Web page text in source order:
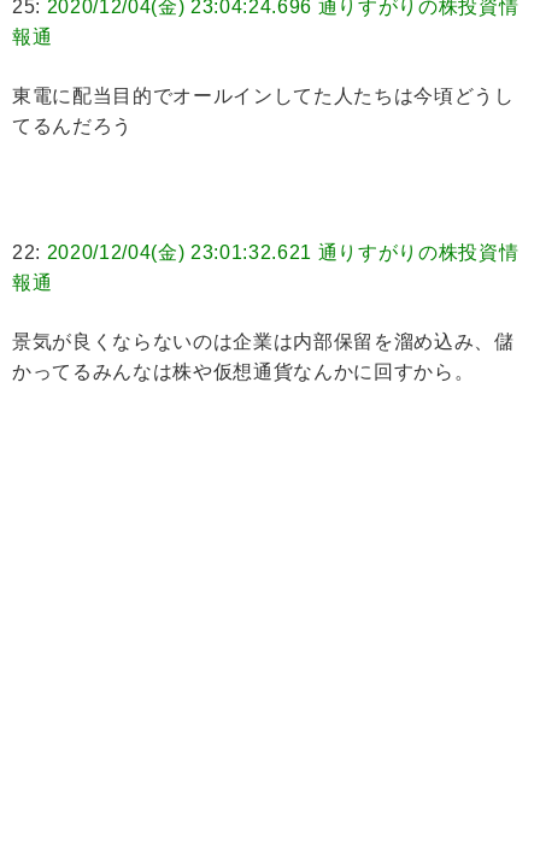
25: 2020/12/04(金) 23:04:24.696 通りすがりの株投資情
報通
東電に配当目的でオールインしてた人たちは今頃どうし
てるんだろう
22: 2020/12/04(金) 23:01:32.621 通りすがりの株投資情
報通
景気が良くならないのは企業は内部保留を溜め込み、儲
かってるみんなは株や仮想通貨なんかに回すから。